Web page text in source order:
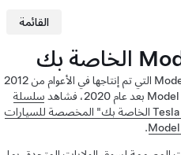
القائمة
تعرف على أساسيات السيارات طراز Model S التي تم إنتاجها في الأعوام من 2012
سلسلة
مقاطع الفيديو بعنوان "تعرّف على سيارة Tesla الخاصة بك" المخصصة للسيارات
.